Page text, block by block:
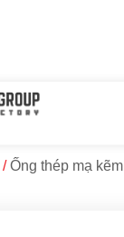
/Ống thép mạ kẽm